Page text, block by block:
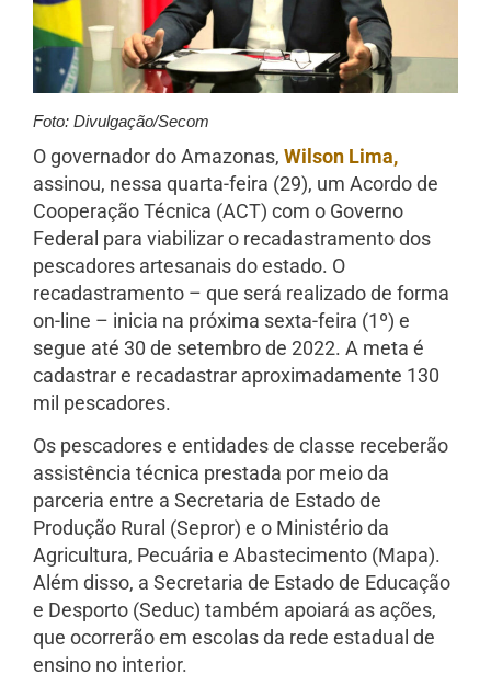
Foto: Divulgação/Secom
O governador do Amazonas, Wilson Lima,
assinou, nessa quarta-feira (29), um Acordo de
Cooperação Técnica (ACT) com o Governo
Federal para viabilizar o recadastramento dos
pescadores artesanais do estado. O
recadastramento – que será realizado de forma
on-line – inicia na próxima sexta-feira (1º) e
segue até 30 de setembro de 2022. A meta é
cadastrar e recadastrar aproximadamente 130
mil pescadores.
Os pescadores e entidades de classe receberão
assistência técnica prestada por meio da
parceria entre a Secretaria de Estado de
Produção Rural (Sepror) e o Ministério da
Agricultura, Pecuária e Abastecimento (Mapa).
Além disso, a Secretaria de Estado de Educação
e Desporto (Seduc) também apoiará as ações,
que ocorrerão em escolas da rede estadual de
ensino no interior.